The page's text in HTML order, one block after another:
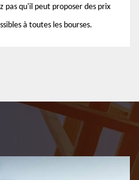
pas qu'il peut proposer des prix
à toutes les bourses.